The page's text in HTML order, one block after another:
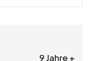
9 Jahre +